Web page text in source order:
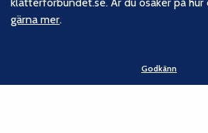
Instagram
gärna mer.
Godkänn